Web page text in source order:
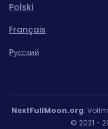
Polski
Français
Pусский
NextFullMoon.org:
© 2021 -